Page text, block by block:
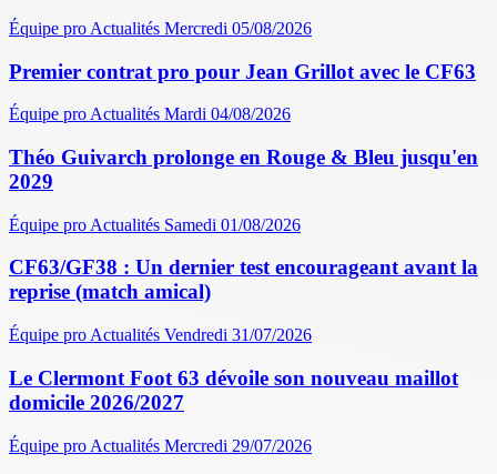
Équipe pro Actualités Mercredi 05/08/2026
Premier contrat pro pour Jean Grillot avec le CF63
Équipe pro Actualités Mardi 04/08/2026
Théo Guivarch prolonge en Rouge & Bleu jusqu'en
2029
Équipe pro Actualités Samedi 01/08/2026
CF63/GF38 : Un dernier test encourageant avant la
reprise (match amical)
Équipe pro Actualités Vendredi 31/07/2026
Le Clermont Foot 63 dévoile son nouveau maillot
domicile 2026/2027
Équipe pro Actualités Mercredi 29/07/2026